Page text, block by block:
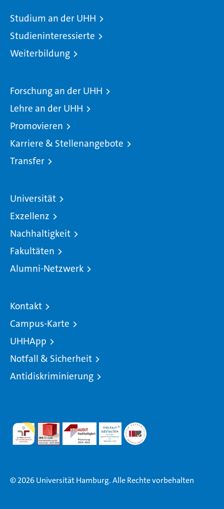
Studium an der UHH
Studieninteressierte
Weiterbildung
Forschung an der UHH
Lehre an der UHH
Promovieren
Karriere & Stellenangebote
Transfer
Universität
Exzellenz
Nachhaltigkeit
Fakultäten
Alumni-Netzwerk
Kontakt
Campus-Karte
UHHApp
Notfall & Sicherheit
Antidiskriminierung
© 2026 Universität Hamburg. Alle Rechte vorbehalten